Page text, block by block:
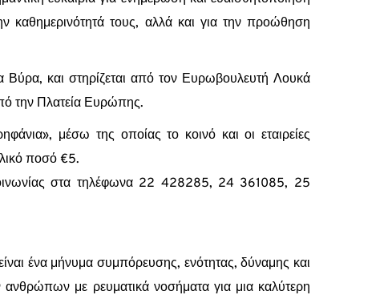
καθημερινότητά τους, αλλά και για την προώθηση
και στηρίζεται από τον Ευρωβουλευτή Λουκά
την Πλατεία Ευρώπης.
μέσω της οποίας το κοινό και οι εταιρείες
ποσό €5.
στα τηλέφωνα 22 428285, 24 361085, 25
ένα μήνυμα συμπόρευσης, ενότητας, δύναμης και
με ρευματικά νοσήματα για μια καλύτερη